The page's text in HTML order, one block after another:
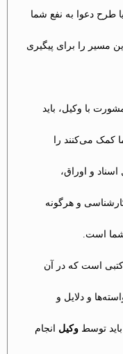
طرح دعوا به نفع شما
مسیر را برای پیگیری
با وکیل، باید
کمک می‌کنند را
و اوراق،
و هرگونه
است.
است که در آن
و دلایل و
توسط وکیل انجام